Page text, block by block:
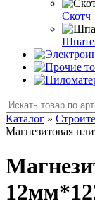
Скотч
Каталог »
Магнезитовая